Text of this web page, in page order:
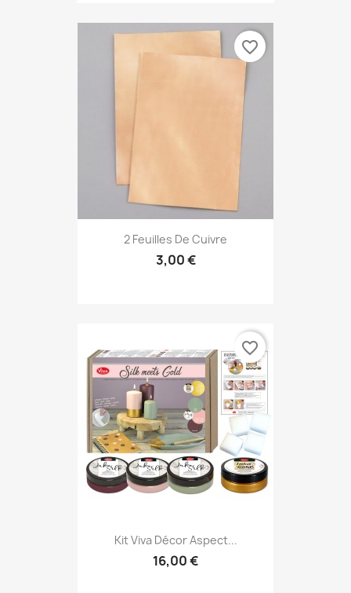
2 Feuilles De Cuivre
3,00 €
favorite_border
Kit Viva Décor Aspect...
16,00 €
favorite_border